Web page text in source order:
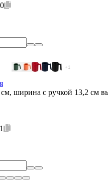
+1
ширина с ручкой 13,2 см